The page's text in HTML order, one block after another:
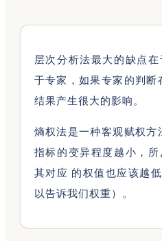
层次分析法最大的缺点
于专家，如果专家的判断
结果产生很大的影响。
熵权法是一种客观赋权方
指标的变异程度越小，所
其对应 的权值也应该越
以告诉我们权重）。